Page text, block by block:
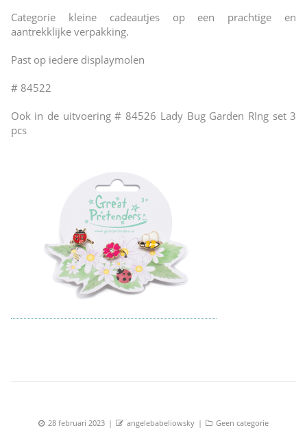
Categorie kleine cadeautjes op een prachtige en
aantrekklijke verpakking.
Past op iedere displaymolen
# 84522
Ook in de uitvoering # 84526 Lady Bug Garden RIng set 3
pcs
Posted
28 februari 2023 Author
angelebabeliowsky Categories
Geen categorie